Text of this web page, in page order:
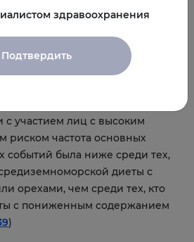
после того, как 1588
в отклонении от
с участием лиц с высоким
риском частота основных
событий была ниже среди тех,
диеты с
орехами, чем среди тех, кто
с пониженным содержанием
)
здравоохранения
Подтвердить